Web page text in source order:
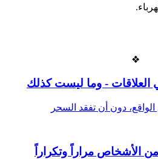
❖
العلاقات - وما ليست كذلك
دون أن تفقد السحر
الأشخاص مراراً وتكراراً